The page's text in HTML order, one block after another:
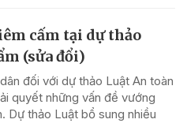
cấm tại dự thảo
(sửa đổi)
đối với dự thảo Luật An toàn
quyết những vấn đề vướng
Dự thảo Luật bổ sung nhiều